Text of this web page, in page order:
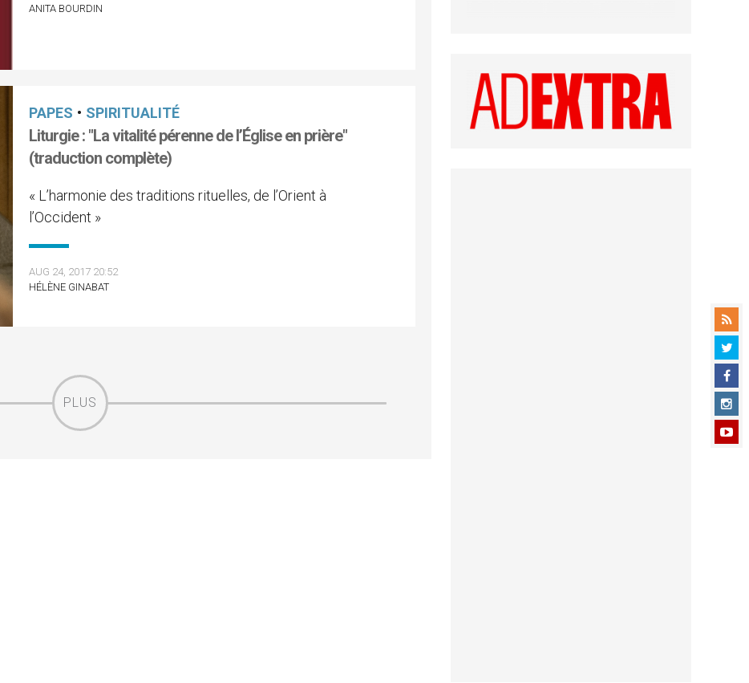
ANITA BOURDIN
PAPES • SPIRITUALITÉ
Liturgie : "La vitalité pérenne de l’Église en prière"
(traduction complète)
« L’harmonie des traditions rituelles, de l’Orient à
l’Occident »
AUG 24, 2017 20:52
HÉLÈNE GINABAT
PLUS